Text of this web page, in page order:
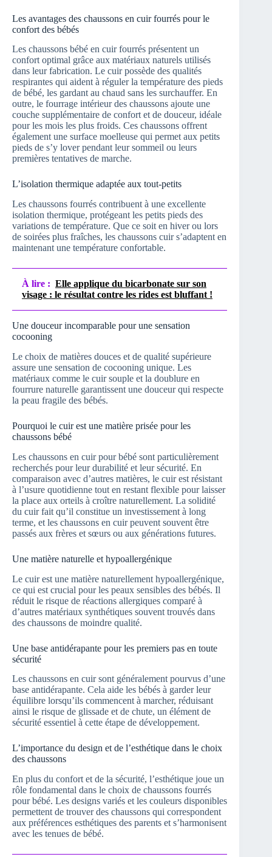
Les avantages des chaussons en cuir fourrés pour le
confort des bébés
Les chaussons bébé en cuir fourrés présentent un
confort optimal grâce aux matériaux naturels utilisés
dans leur fabrication. Le cuir possède des qualités
respirantes qui aident à réguler la température des pieds
de bébé, les gardant au chaud sans les surchauffer. En
outre, le fourrage intérieur des chaussons ajoute une
couche supplémentaire de confort et de douceur, idéale
pour les mois les plus froids. Ces chaussons offrent
également une surface moelleuse qui permet aux petits
pieds de s’y lover pendant leur sommeil ou leurs
premières tentatives de marche.
L’isolation thermique adaptée aux tout-petits
Les chaussons fourrés contribuent à une excellente
isolation thermique, protégeant les petits pieds des
variations de température. Que ce soit en hiver ou lors
de soirées plus fraîches, les chaussons cuir s’adaptent en
maintenant une température confortable.
À lire : Elle applique du bicarbonate sur son
visage : le résultat contre les rides est bluffant !
Une douceur incomparable pour une sensation
cocooning
Le choix de matières douces et de qualité supérieure
assure une sensation de cocooning unique. Les
matériaux comme le cuir souple et la doublure en
fourrure naturelle garantissent une douceur qui respecte
la peau fragile des bébés.
Pourquoi le cuir est une matière prisée pour les
chaussons bébé
Les chaussons en cuir pour bébé sont particulièrement
recherchés pour leur durabilité et leur sécurité. En
comparaison avec d’autres matières, le cuir est résistant
à l’usure quotidienne tout en restant flexible pour laisser
la place aux orteils à croître naturellement. La solidité
du cuir fait qu’il constitue un investissement à long
terme, et les chaussons en cuir peuvent souvent être
passés aux frères et sœurs ou aux générations futures.
Une matière naturelle et hypoallergénique
Le cuir est une matière naturellement hypoallergénique,
ce qui est crucial pour les peaux sensibles des bébés. Il
réduit le risque de réactions allergiques comparé à
d’autres matériaux synthétiques souvent trouvés dans
des chaussons de moindre qualité.
Une base antidérapante pour les premiers pas en toute
sécurité
Les chaussons en cuir sont généralement pourvus d’une
base antidérapante. Cela aide les bébés à garder leur
équilibre lorsqu’ils commencent à marcher, réduisant
ainsi le risque de glissade et de chute, un élément de
sécurité essentiel à cette étape de développement.
L’importance du design et de l’esthétique dans le choix
des chaussons
En plus du confort et de la sécurité, l’esthétique joue un
rôle fondamental dans le choix de chaussons fourrés
pour bébé. Les designs variés et les couleurs disponibles
permettent de trouver des chaussons qui correspondent
aux préférences esthétiques des parents et s’harmonisent
avec les tenues de bébé.